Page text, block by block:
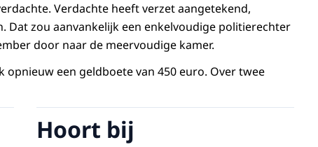
Verdachte heeft verzet aangetekend,
Dat zou aanvankelijk een enkelvoudige politierechter
door naar de meervoudige kamer.
een geldboete van 450 euro. Over twee
Hoort bij